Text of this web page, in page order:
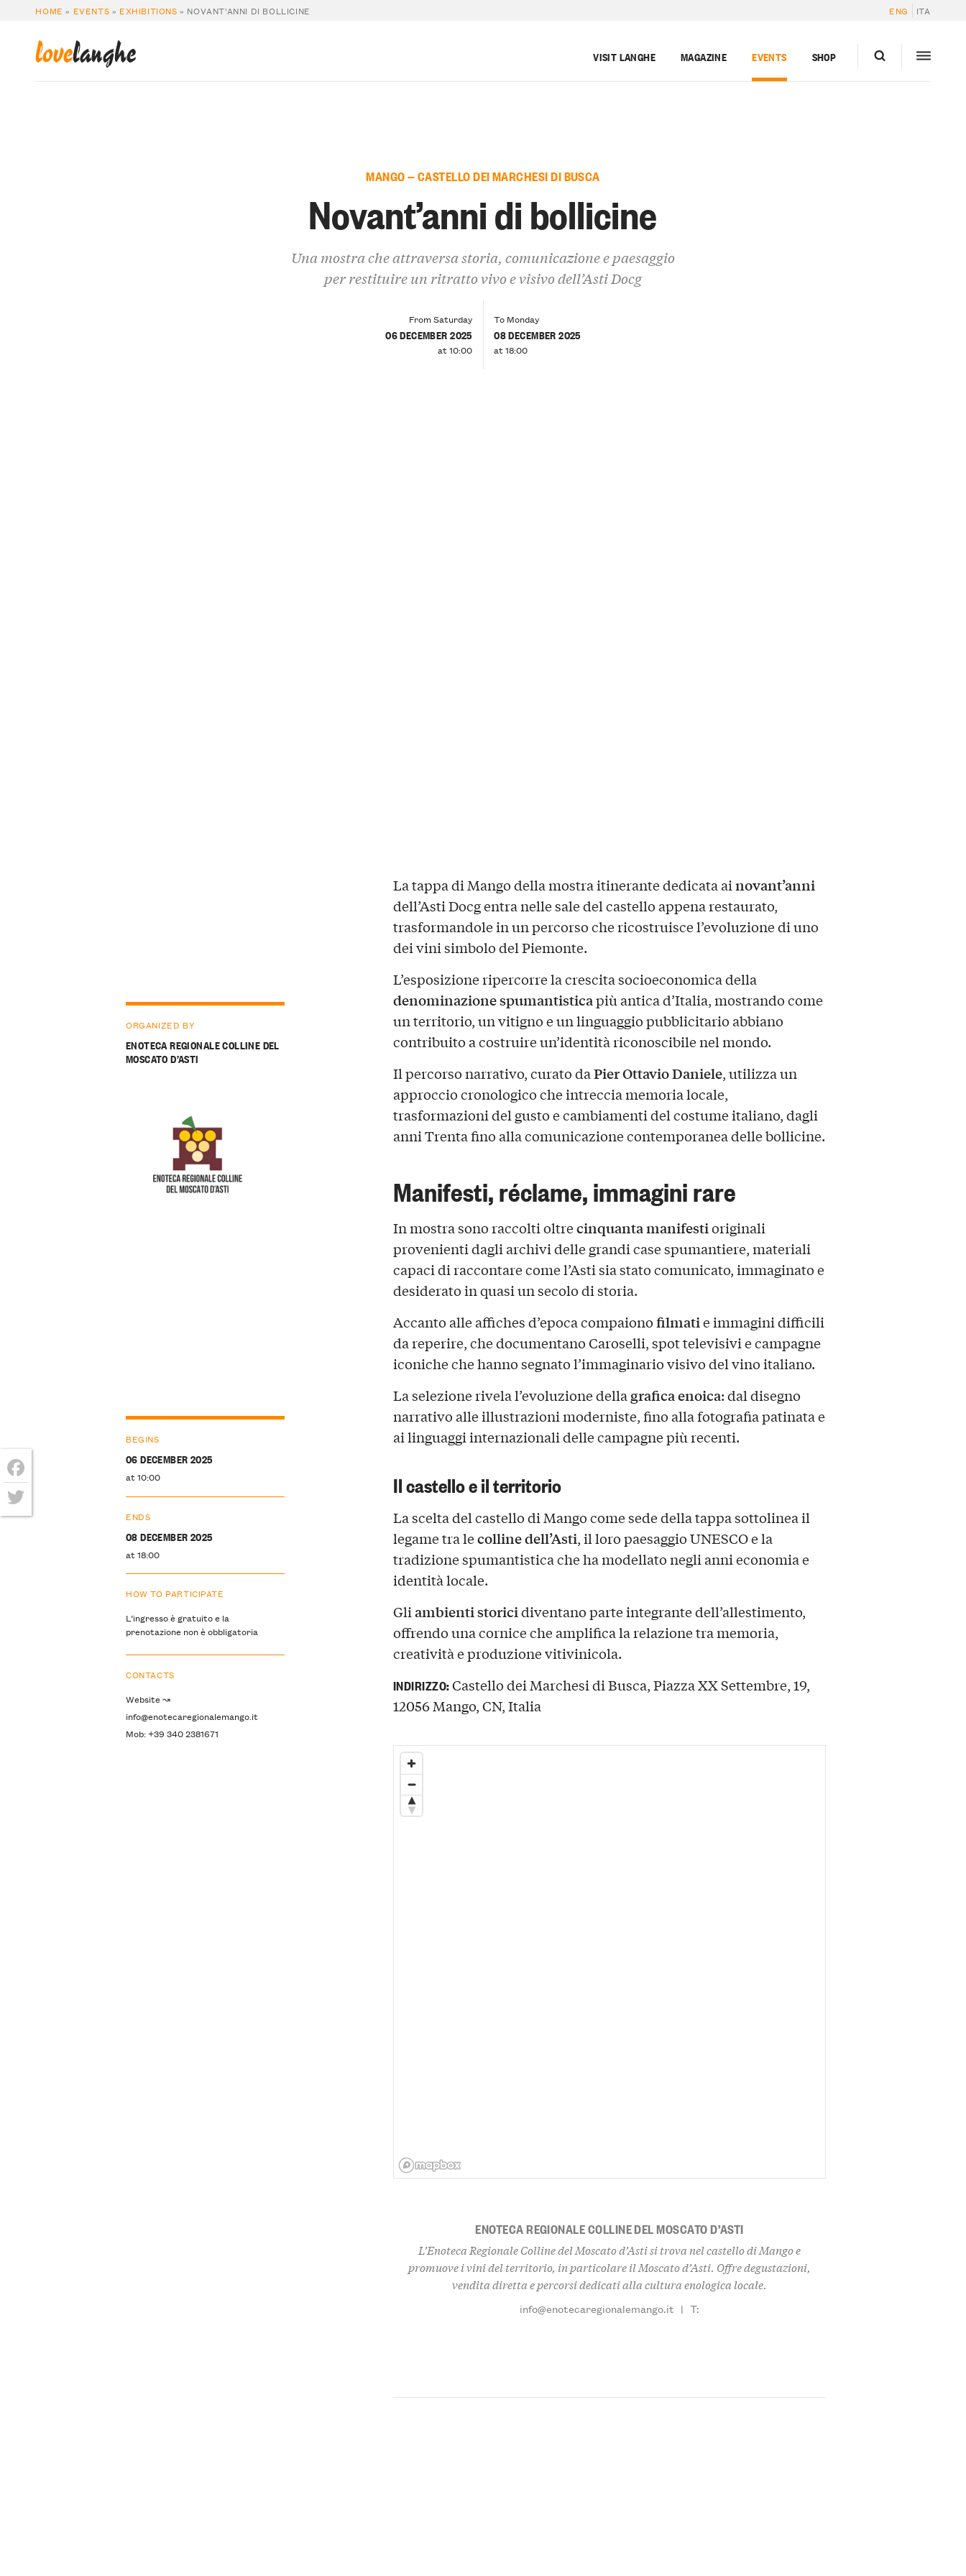
HOME » EVENTS » EXHIBITIONS » NOVANT’ANNI DI BOLLICINE ENG ITA
lovelanghe VISIT LANGHE MAGAZINE EVENTS SHOP
MANGO — CASTELLO DEI MARCHESI DI BUSCA
Novant’anni di bollicine
Una mostra che attraversa storia, comunicazione e paesaggio
per restituire un ritratto vivo e visivo dell’Asti Docg
From Saturday
06 DECEMBER 2025
at 10:00
To Monday
08 DECEMBER 2025
at 18:00
La tappa di Mango della mostra itinerante dedicata ainovant’anni
dell’Asti Docg entra nelle sale del castello appena restaurato,
trasformandole in un percorso che ricostruisce l’evoluzione di uno
dei vini simbolo del Piemonte.
L’esposizione ripercorre la crescita socioeconomica della
denominazione spumantisticapiù antica d’Italia, mostrando come
un territorio, un vitigno e un linguaggio pubblicitario abbiano
contribuito a costruire un’identità riconoscibile nel mondo.
Il percorso narrativo, curato daPier Ottavio Daniele, utilizza un
approccio cronologico che intreccia memoria locale,
trasformazioni del gusto e cambiamenti del costume italiano, dagli
anni Trenta fino alla comunicazione contemporanea delle bollicine.
Manifesti, réclame, immagini rare
In mostra sono raccolti oltrecinquanta manifestioriginali
provenienti dagli archivi delle grandi case spumantiere, materiali
capaci di raccontare come l’Asti sia stato comunicato, immaginato e
desiderato in quasi un secolo di storia.
Accanto alle affiches d’epoca compaionofilmatie immagini difficili
da reperire, che documentano Caroselli, spot televisivi e campagne
iconiche che hanno segnato l’immaginario visivo del vino italiano.
La selezione rivela l’evoluzione della grafica enoica: dal disegno
narrativo alle illustrazioni moderniste, fino alla fotografia patinata e
ai linguaggi internazionali delle campagne più recenti.
Il castello e il territorio
La scelta del castello di Mango come sede della tappa sottolinea il
legame tra lecolline dell’Asti, il loro paesaggio UNESCO e la
tradizione spumantistica che ha modellato negli anni economia e
identità locale.
Gliambienti storicidiventano parte integrante dell’allestimento,
offrendo una cornice che amplifica la relazione tra memoria,
creatività e produzione vitivinicola.
ORGANIZED BY
ENOTECA REGIONALE COLLINE DEL
MOSCATO D’ASTI
BEGINS
06 DECEMBER 2025
at 10:00
ENDS
08 DECEMBER 2025
at 18:00
HOW TO PARTICIPATE
L’ingresso è gratuito e la
prenotazione non è obbligatoria
CONTACTS
Website ↝
info@enotecaregionalemango.it
Mob: +39 340 2381671
INDIRIZZO:Castello dei Marchesi di Busca, Piazza XX Settembre, 19,
12056 Mango, CN, Italia
ENOTECA REGIONALE COLLINE DEL MOSCATO D’ASTI
L’Enoteca Regionale Colline del Moscato d’Asti si trova nel castello di Mango e
promuove i vini del territorio, in particolare il Moscato d’Asti. Offre degustazioni,
vendita diretta e percorsi dedicati alla cultura enologica locale.
info@enotecaregionalemango.it | T:
Facebook
Twitter